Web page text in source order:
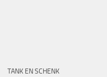
TANK EN SCHENK